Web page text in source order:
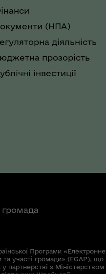
(НПА)
діяльність
прозорість
інвестиції
громада
Програми «Електронне
та участі громади» (EGAP), що
партнерстві з Міністерством